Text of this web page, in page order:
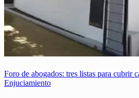
Foro de abogados: tres listas para cubrir
Enjuciamiento